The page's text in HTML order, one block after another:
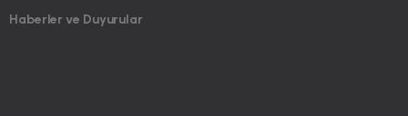
Haberler ve Duyurular